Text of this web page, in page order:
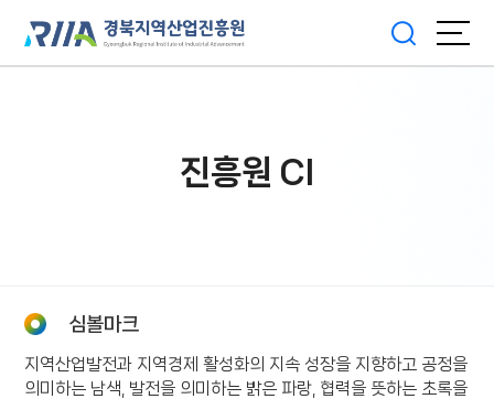
진흥원 CI
심볼마크
지역산업발전과 지역경제 활성화의 지속 성장을 지향하고 공정을
의미하는 남색, 발전을 의미하는 밝은 파랑, 협력을 뜻하는 초록을